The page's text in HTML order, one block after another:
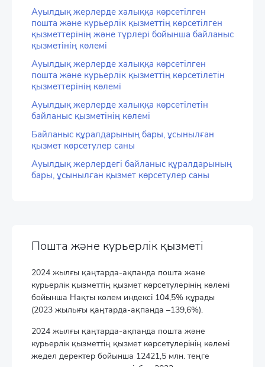
Ауылдық жерлерде халыққа көрсетілген
пошта және курьерлік қызметтің көрсетілген
қызметтерінің және түрлері бойынша байланыс
қызметінің көлемі
Ауылдық жерлерде халыққа көрсетілген
пошта және курьерлік қызметтің көрсетілетін
қызметтерінің көлемі
Ауылдық жерлерде халыққа көрсетілетін
байланыс қызметінің көлемі
Байланыс құралдарының бары, ұсынылған
қызмет көрсетулер саны
Ауылдық жерлердегі байланыс құралдарының
бары, ұсынылған қызмет көрсетулер саны
Пошта және курьерлік қызметі
2024 жылғы қаңтарда-ақпанда пошта және
курьерлік қызметтің қызмет көрсетулерінің көлемі
бойынша Нақты көлем индексі 104,5% құрады
(2023 жылығы қаңтарда-ақпанда –139,6%).
2024 жылғы қаңтарда-ақпанда пошта және
курьерлік қызметтің қызмет көрсетулерінің көлемі
жедел деректер бойынша 12421,5 млн. теңге